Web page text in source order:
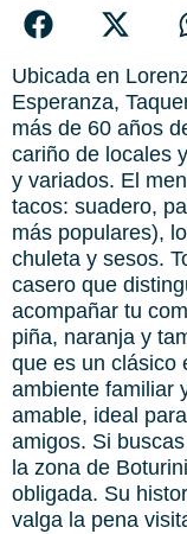
Ubicada en
Esperanza,
más de 60 años
cariño de locales
y variados. El
tacos: suadero,
más populares),
chuleta y sesos.
casero que
acompañar tu
piña, naranja y
que es un clásico
ambiente familiar
amable, ideal
amigos. Si
la zona de
obligada. Su
valga la pena